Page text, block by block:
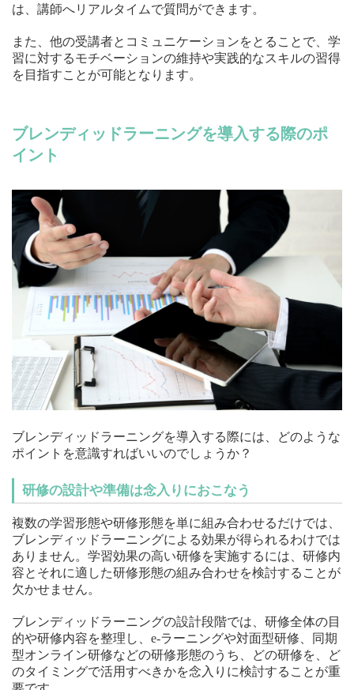
は、講師へリアルタイムで質問ができます。
また、他の受講者とコミュニケーションをとることで、学
習に対するモチベーションの維持や実践的なスキルの習得
を目指すことが可能となります。
ブレンディッドラーニングを導入する際のポ
イント
ブレンディッドラーニングを導入する際には、どのような
ポイントを意識すればいいのでしょうか？
研修の設計や準備は念入りにおこなう
複数の学習形態や研修形態を単に組み合わせるだけでは、
ブレンディッドラーニングによる効果が得られるわけでは
ありません。学習効果の高い研修を実施するには、研修内
容とそれに適した研修形態の組み合わせを検討することが
欠かせません。
ブレンディッドラーニングの設計段階では、研修全体の目
的や研修内容を整理し、e-ラーニングや対面型研修、同期
型オンライン研修などの研修形態のうち、どの研修を、ど
のタイミングで活用すべきかを念入りに検討することが重